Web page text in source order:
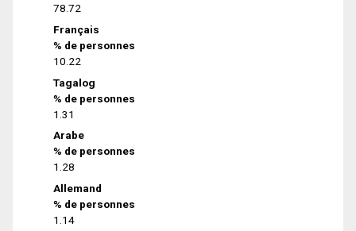
78.72
Français
% de personnes
10.22
Tagalog
% de personnes
1.31
Arabe
% de personnes
1.28
Allemand
% de personnes
1.14